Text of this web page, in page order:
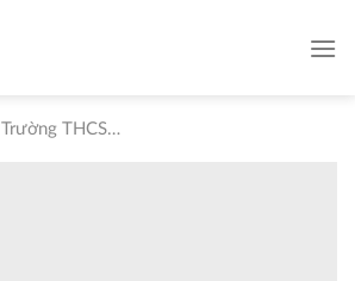
Trường THCS